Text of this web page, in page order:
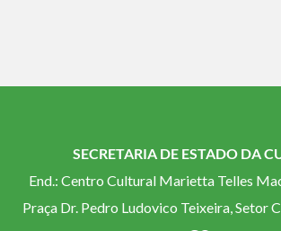
SECRETARIA DE ESTADO DA
End.: Centro Cultural Marietta Telles
Praça Dr. Pedro Ludovico Teixeira, Setor